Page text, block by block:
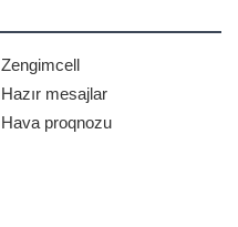
Zengimcell
Hazır mesajlar
Hava proqnozu